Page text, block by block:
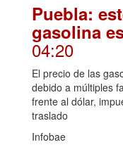
Puebla:
gasolina
04:20
El precio de las
debido a múltiples
frente al dólar,
traslado
Infobae